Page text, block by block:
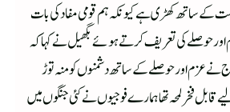
کے ساتھ کھڑی ہے کیونکہ ہم قومی مفاد کی بات
حوصلے کی تعریف کرتے ہوئے بگھیل نے کہا کہ
نے عزم اور حوصلے کے ساتھ دشمنوں کو منہ توڑ
قابل فخر لمحہ تھا ہمارے فوجیوں نے کئی جنگوں میں